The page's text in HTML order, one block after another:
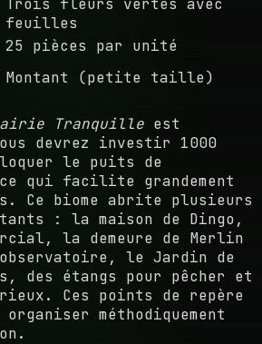
Trois fleurs vertes avec
feuilles
25 pièces par unité
Montant (petite taille)
Tranquille est
devrez investir 1000
le puits de
qui facilite grandement
Ce biome abrite plusieurs
: la maison de Dingo,
la demeure de Merlin
le Jardin de
des étangs pour pêcher et
Ces points de repère
méthodiquement